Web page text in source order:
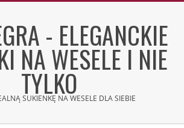
- ELEGANCKIE
NA WESELE I NIE
TYLKO
SUKIENKĘ NA WESELE DLA SIEBIE